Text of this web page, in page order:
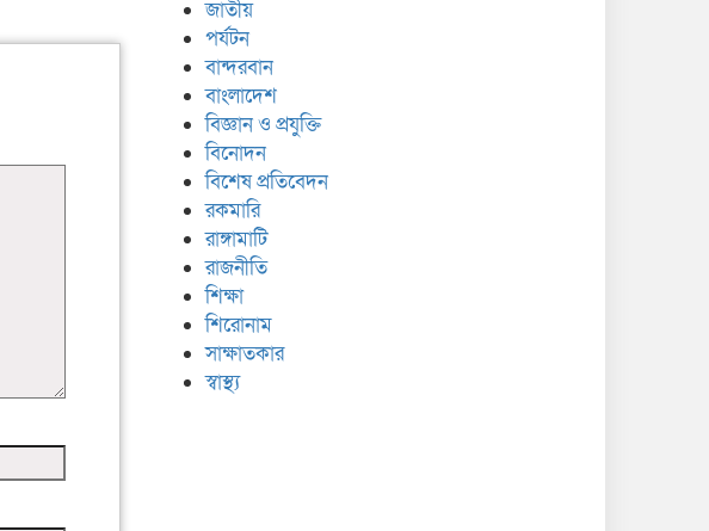
জাতীয়
পর্যটন
বান্দরবান
বাংলাদেশ
বিজ্ঞান ও প্রযুক্তি
বিনোদন
বিশেষ প্রতিবেদন
রকমারি
রাঙ্গামাটি
রাজনীতি
শিক্ষা
শিরোনাম
সাক্ষাতকার
স্বাস্থ্য